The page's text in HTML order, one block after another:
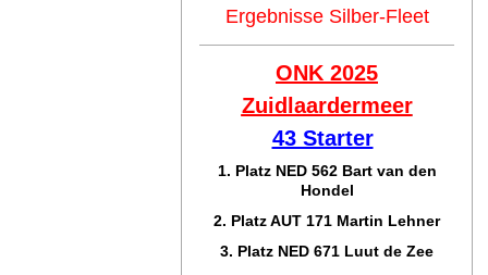
Ergebnisse Silber-Fleet
ONK 2025
Zuidlaardermeer
43 Starter
1. Platz NED 562 Bart van den
Hondel
2. Platz AUT 171 Martin Lehner
3. Platz NED 671 Luut de Zee